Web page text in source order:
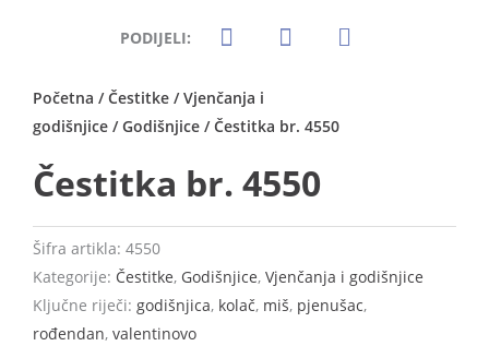
PODIJELI:
Početna /Čestitke /Vjenčanja i
godišnjice /Godišnjice / Čestitka br. 4550
Čestitka br. 4550
Šifra artikla: 4550
Kategorije: Čestitke, Godišnjice, Vjenčanja i godišnjice
Ključne riječi: godišnjica, kolač, miš, pjenušac,
rođendan, valentinovo